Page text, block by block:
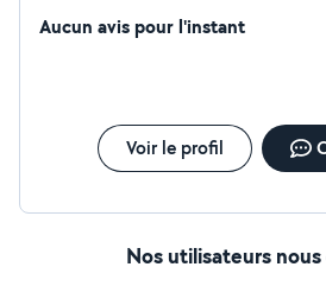
Aucun avis pour l'instant
Voir le profil
Nos utilisateurs